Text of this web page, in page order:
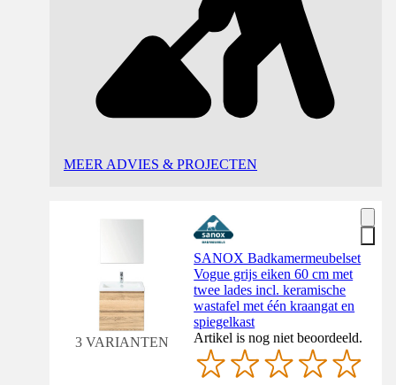
MEER ADVIES & PROJECTEN
3 VARIANTEN
SANOX Badkamermeubelset
Vogue grijs eiken 60 cm met
twee lades incl. keramische
wastafel met één kraangat en
spiegelkast
Artikel is nog niet beoordeeld.